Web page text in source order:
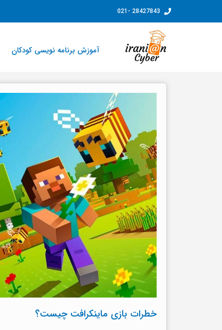
28427843 -021
آموزش برنامه نویسی کودکان
خطرات بازی ماینکرافت چیست؟